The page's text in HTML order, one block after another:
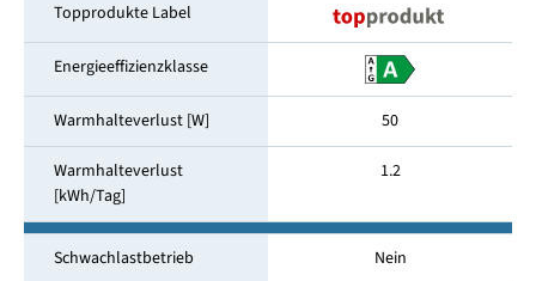
Topprodukte Label
Energieeffizienzklasse
Warmhalteverlust [W] 50
Warmhalteverlust
[kWh/Tag]
1.2
Schwachlastbetrieb Nein